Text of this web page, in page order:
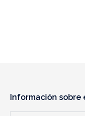
Información sobre